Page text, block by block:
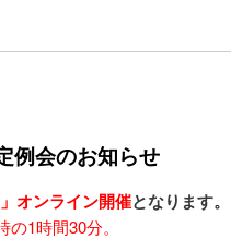
例会のお知らせ
オンライン開催となります。
1時間30分。